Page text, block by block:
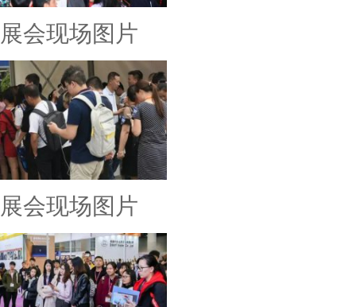
展会现场图片
展会现场图片